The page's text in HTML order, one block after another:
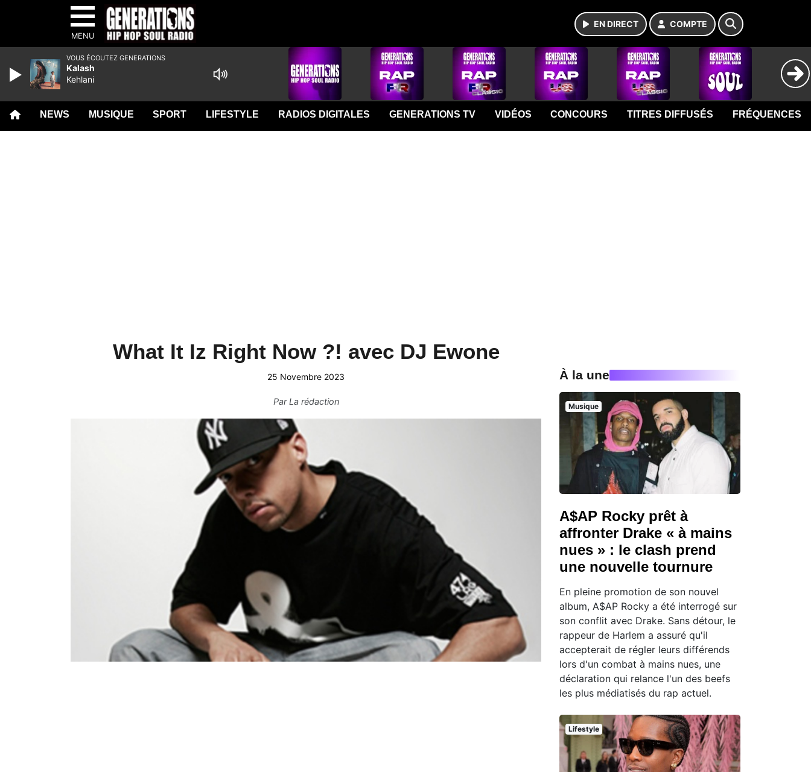
MENU
EN DIRECT COMPTE
NEWS MUSIQUE SPORT LIFESTYLE RADIOS DIGITALES GENERATIONS TV VIDÉOS CONCOURS TITRES DIFFUSÉS FRÉQUENCES
What It Iz Right Now ?! avec DJ Ewone
25 Novembre 2023
ParLa rédaction
À la une
Musique
A$AP Rocky prêt à
affronter Drake « à mains
nues » : le clash prend
une nouvelle tournure
En pleine promotion de son nouvel
album, A$AP Rocky a été interrogé sur
son conflit avec Drake. Sans détour, le
rappeur de Harlem a assuré qu'il
accepterait de régler leurs différends
lors d'un combat à mains nues, une
déclaration qui relance l'un des beefs
les plus médiatisés du rap actuel.
Lifestyle
VOUS ÉCOUTEZ GENERATIONS
Kalash
Kehlani